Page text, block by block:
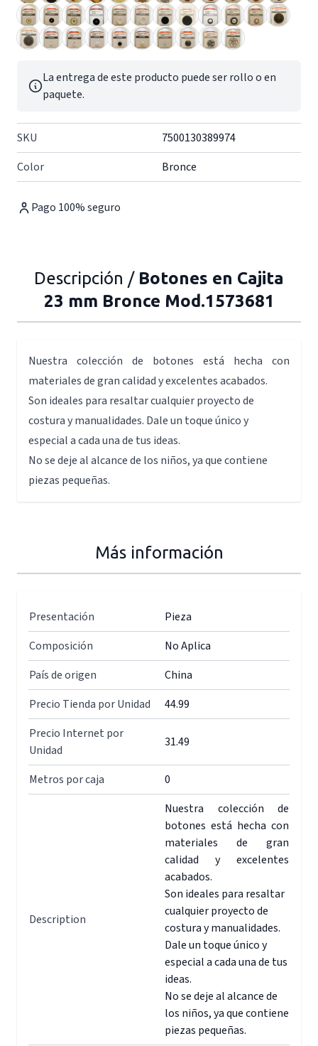
La entrega de este producto puede ser rollo o en
paquete.
SKU
7500130389974
Color
Bronce
Pago 100% seguro
Descripción / Botones en Cajita
23 mm Bronce Mod.1573681
Nuestra colección de botones está hecha con
materiales de gran calidad y excelentes acabados.
Son ideales para resaltar cualquier proyecto de
costura y manualidades. Dale un toque único y
especial a cada una de tus ideas.
No se deje al alcance de los niños, ya que contiene
piezas pequeñas.
Más información
Presentación
Pieza
Composición
No Aplica
País de origen
China
Precio Tienda por Unidad
44.99
Precio Internet por
Unidad
31.49
Metros por caja 0
Description
Nuestra colección de
botones está hecha con
materiales de gran
calidad y excelentes
acabados.
Son ideales para resaltar
cualquier proyecto de
costura y manualidades.
Dale un toque único y
especial a cada una de tus
ideas.
No se deje al alcance de
los niños, ya que contiene
piezas pequeñas.